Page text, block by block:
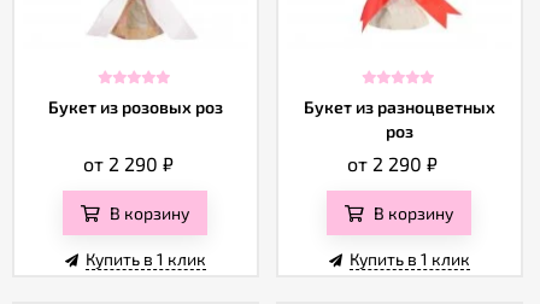
Букет из розовых роз
от 2 290 ₽
В корзину
Купить в 1 клик
Букет из разноцветных
роз
от 2 290 ₽
В корзину
Купить в 1 клик